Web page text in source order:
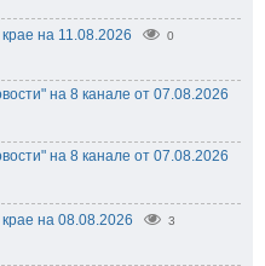
на 11.08.2026 0
на 8 канале от 07.08.2026
на 8 канале от 07.08.2026
на 08.08.2026 3